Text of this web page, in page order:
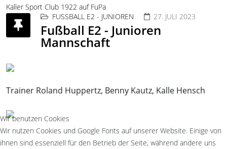
Kaller Sport Club 1922 auf FuPa
FUSSBALL E2 - JUNIOREN
27. JULI 2023
Fußball E2 - Junioren
Mannschaft
Trainer Roland Huppertz, Benny Kautz, Kalle Hensch
Wir benutzen Cookies
Wir nutzen Cookies und Google Fonts auf unserer Website. Einige von
ihnen sind essenziell für den Betrieb der Seite, während andere uns